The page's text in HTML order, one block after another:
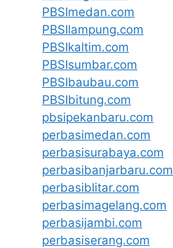
PBSImedan.com
PBSIlampung.com
PBSIkaltim.com
PBSIsumbar.com
PBSIbaubau.com
PBSIbitung.com
pbsipekanbaru.com
perbasimedan.com
perbasisurabaya.com
perbasibanjarbaru.com
perbasiblitar.com
perbasimagelang.com
perbasijambi.com
perbasiserang.com